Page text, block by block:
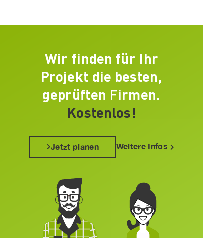
Wir finden für Ihr
Projekt die besten,
geprüften Firmen.
Kostenlos!
Jetzt planen Weitere Infos